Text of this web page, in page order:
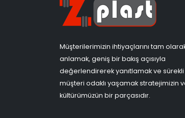
Müşterilerimizin ihtiyaçlarını tam olarak
anlamak, geniş bir bakış açısıyla
değerlendirerek yanıtlamak ve sürekli
müşteri odaklı yaşamak stratejimizin ve